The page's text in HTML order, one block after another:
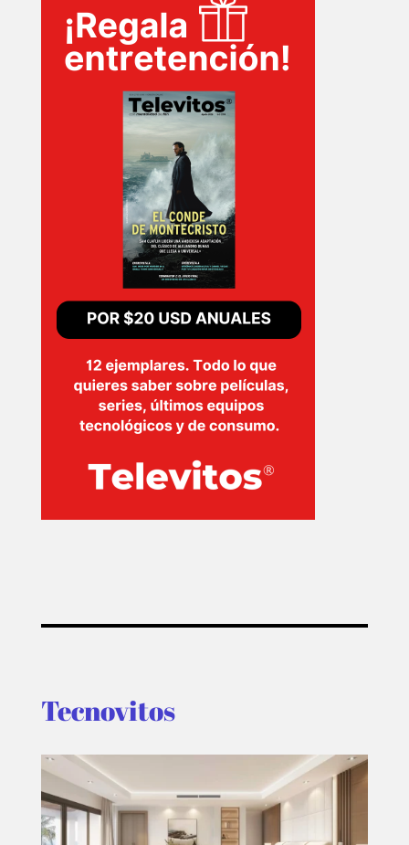
INICIO
PELICULAS
SERIES
TECNOVITOS
PLUS
Tecnovitos